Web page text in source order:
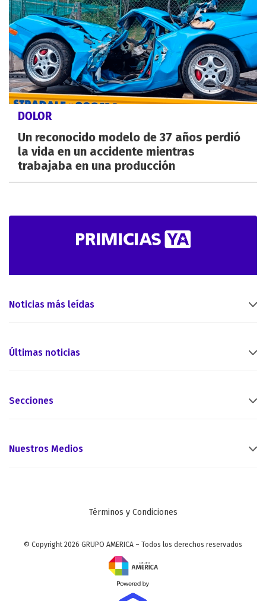
DOLOR
Un reconocido modelo de 37 años perdió
la vida en un accidente mientras
trabajaba en una producción
Noticias más leídas
Últimas noticias
Secciones
Nuestros Medios
Términos y Condiciones
© Copyright 2026 GRUPO AMERICA – Todos los derechos reservados